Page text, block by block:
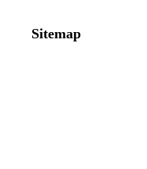
Sitemap